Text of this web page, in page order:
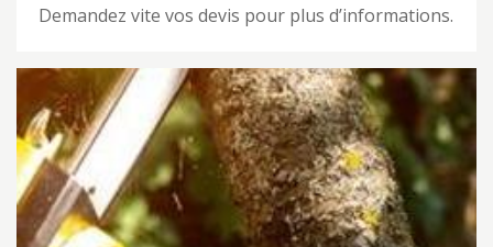
Demandez vite vos devis pour plus d’informations.